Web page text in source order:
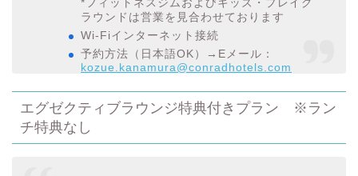
*フィットネスジムおよびキッズ・プレイグ
ラウンドは営業を見合わせております
Wi-Fiインターネット接続
予約方法（日本語OK）→Eメール：
kozue.kanamura@conradhotels.com
エグゼクティブラウンジ特典付きプラン ※ラン
チ特典なし